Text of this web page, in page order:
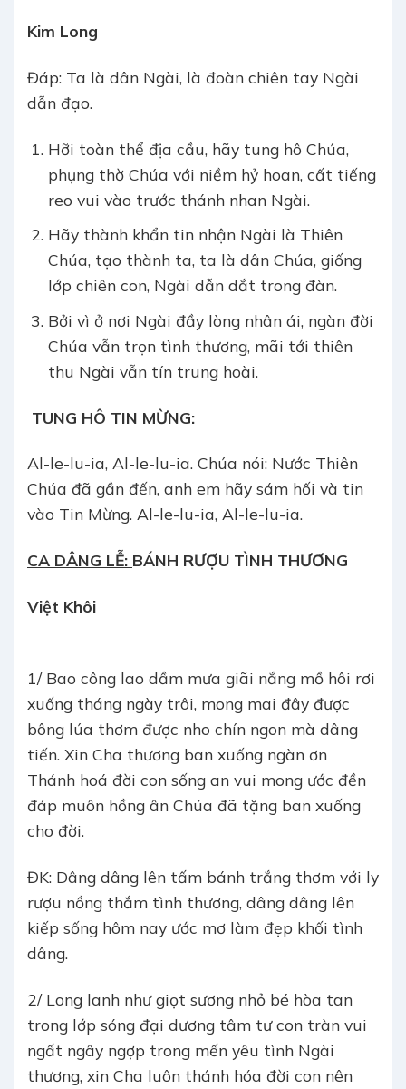
Kim Long
Đáp: Ta là dân Ngài, là đoàn chiên tay Ngài
dẫn đạo.
Hỡi toàn thể địa cầu, hãy tung hô Chúa,
phụng thờ Chúa với niềm hỷ hoan, cất tiếng
reo vui vào trước thánh nhan Ngài.
Hãy thành khẩn tin nhận Ngài là Thiên
Chúa, tạo thành ta, ta là dân Chúa, giống
lớp chiên con, Ngài dẫn dắt trong đàn.
Bởi vì ở nơi Ngài đầy lòng nhân ái, ngàn đời
Chúa vẫn trọn tình thương, mãi tới thiên
thu Ngài vẫn tín trung hoài.
TUNG HÔ TIN MỪNG:
Al-le-lu-ia, Al-le-lu-ia. Chúa nói: Nước Thiên
Chúa đã gần đến, anh em hãy sám hối và tin
vào Tin Mừng. Al-le-lu-ia, Al-le-lu-ia.
CA DÂNG LỄ: BÁNH RƯỢU TÌNH THƯƠNG
Việt Khôi
1/ Bao công lao dầm mưa giãi nắng mồ hôi rơi
xuống tháng ngày trôi, mong mai đây được
bông lúa thơm được nho chín ngon mà dâng
tiến. Xin Cha thương ban xuống ngàn ơn
Thánh hoá đời con sống an vui mong ước đền
đáp muôn hồng ân Chúa đã tặng ban xuống
cho đời.
ĐK: Dâng dâng lên tấm bánh trắng thơm với ly
rượu nồng thắm tình thương, dâng dâng lên
kiếp sống hôm nay ước mơ làm đẹp khối tình
dâng.
2/ Long lanh như giọt sương nhỏ bé hòa tan
trong lớp sóng đại dương tâm tư con tràn vui
ngất ngây ngợp trong mến yêu tình Ngài
thương, xin Cha luôn thánh hóa đời con nên